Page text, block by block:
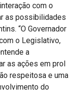
com o
as possibilidades
“O Governador
o Legislativo,
a
as ações em prol
respeitosa e uma
do